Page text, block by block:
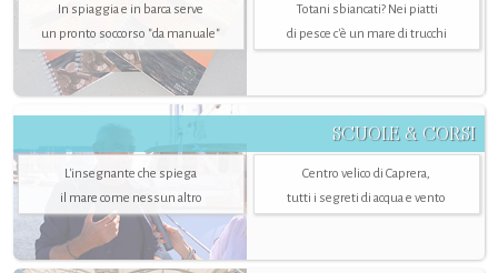
In spiaggia e in barca serve
un pronto soccorso "da manuale"
Totani sbiancati? Nei piatti
di pesce c'è un mare di trucchi
SCUOLE & CORSI
L'insegnante che spiega
il mare come nessun altro
Centro velico di Caprera,
tutti i segreti di acqua e vento